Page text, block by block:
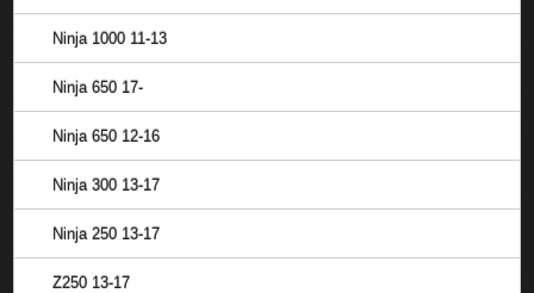
Ninja 1000 11-13
Ninja 650 17-
Ninja 650 12-16
Ninja 300 13-17
Ninja 250 13-17
Z250 13-17